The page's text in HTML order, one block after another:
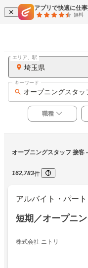
アプリで快適に仕
無料
埼玉県
エリア、駅
オープニングスタッ
キーワード
職種
オープニングスタッフ 接客
162,783件
アルバイト・パート
短期／オープニ
株式会社 ニトリ